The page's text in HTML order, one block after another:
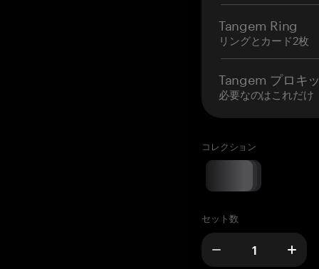
Tangem Ring
リングとカード2枚
Tangem プロキ
必要なのはこれだけ
コレクション
セット数